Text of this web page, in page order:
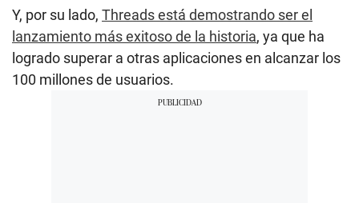
Y, por su lado, Threads está demostrando ser el
lanzamiento más exitoso de la historia, ya que ha
logrado superar a otras aplicaciones en alcanzar los
100 millones de usuarios.